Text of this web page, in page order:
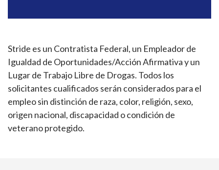
Stride es un Contratista Federal, un Empleador de
Igualdad de Oportunidades/Acción Afirmativa y un
Lugar de Trabajo Libre de Drogas. Todos los
solicitantes cualificados serán considerados para el
empleo sin distinción de raza, color, religión, sexo,
origen nacional, discapacidad o condición de
veterano protegido.